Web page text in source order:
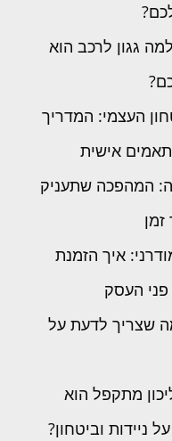
גגון לרכב הוא
העצמי: המדריך
אישית
המהפכה שתעניק
איך הזמנת
העסק
שצריך לדעת על
מתקפל הוא
ניידות וביטחון?